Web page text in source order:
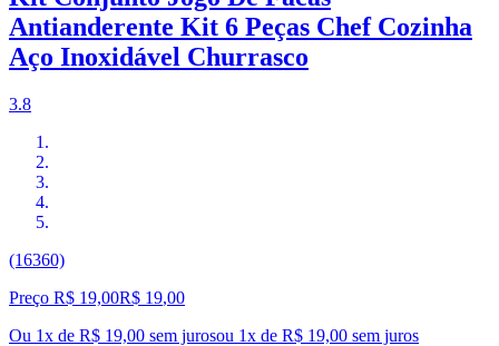
Antianderente Kit 6 Peças Chef Cozinha
Aço Inoxidável Churrasco
3.8
(16360)
Preço R$ 19,00R$ 19,00
Ou 1x de R$ 19,00 sem jurosou 1x de R$ 19,00 sem juros